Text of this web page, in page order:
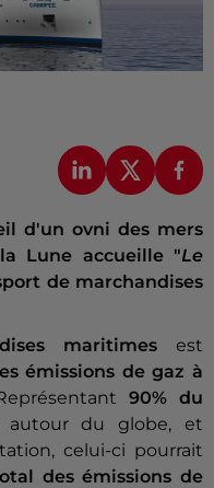
d'un ovni des mers
Lune accueille "Le
de marchandises
maritimesest
émissions de gaz à
90% du
du globe, et
celui-ci pourrait
des émissions de